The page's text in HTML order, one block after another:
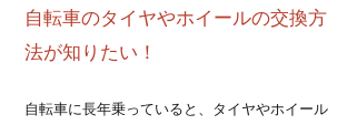
自転車のタイヤやホイールの交換方
法が知りたい！
自転車に長年乗っていると、タイヤやホイール